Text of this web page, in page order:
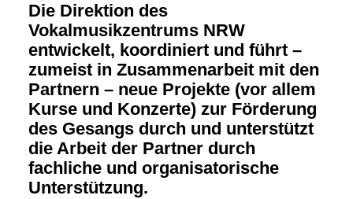
Die Direktion des
Vokalmusikzentrums NRW
entwickelt, koordiniert und führt –
zumeist in Zusammenarbeit mit den
Partnern – neue Projekte (vor allem
Kurse und Konzerte) zur Förderung
des Gesangs durch und unterstützt
die Arbeit der Partner durch
fachliche und organisatorische
Unterstützung.